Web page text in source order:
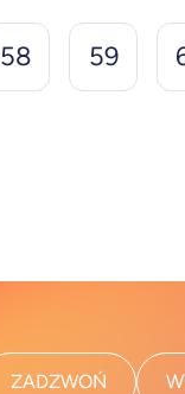
58 59
ZADZWOŃ